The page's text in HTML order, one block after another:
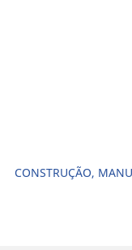
CONSTRUÇÃO,